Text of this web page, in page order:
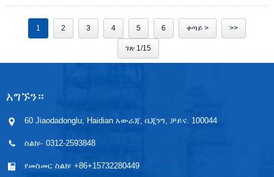
1 2 3 4 5 6 ቀጣይ > >>
ገጽ 1/15
አግኙን።
60 Jiaodadonglu, Haidian አውራጃ, ቤጂንግ, ቻይና. 100044
ስልክ፡- 0312-2593848
የመስመር ስልክ፡ +86+15732280449